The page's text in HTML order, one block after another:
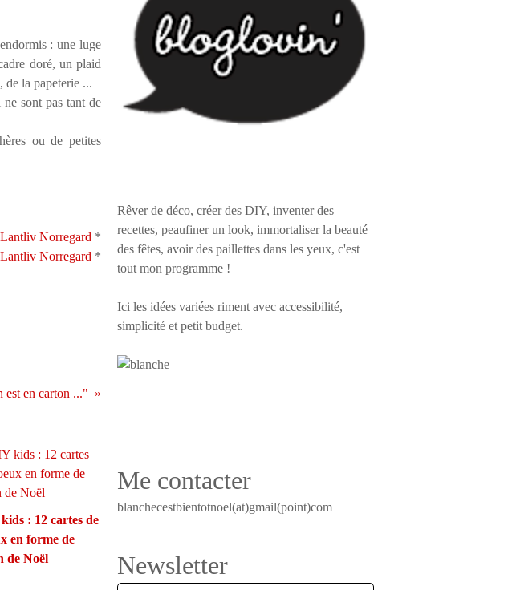
: une luge
doré, un plaid
de la papeterie ...
sont pas tant de
ou de petites
Lantliv Norregard *
Lantliv Norregard *
en carton ..."
: 12 cartes de
en forme de
de Noël
Rêver de déco, créer des DIY, inventer des
recettes, peaufiner un look, immortaliser la beauté
des fêtes, avoir des paillettes dans les yeux, c'est
tout mon programme !
Ici les idées variées riment avec accessibilité,
simplicité et petit budget.
Me contacter
blanchecestbientotnoel(at)gmail(point)com
Newsletter